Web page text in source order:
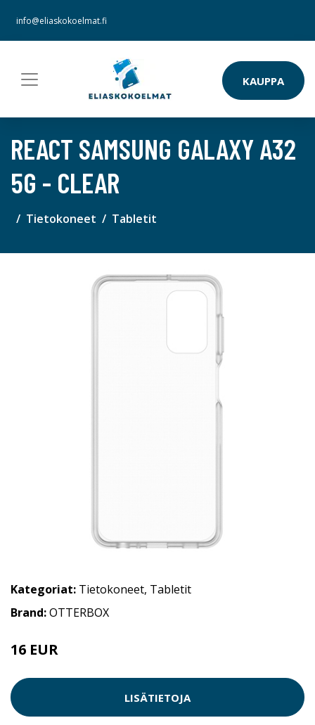
info@eliaskokoelmat.fi
KAUPPA
REACT SAMSUNG GALAXY A32
5G - CLEAR
Tietokoneet Tabletit
Kategoriat: Tietokoneet, Tabletit
Brand:OTTERBOX
16 EUR
LISÄTIETOJA